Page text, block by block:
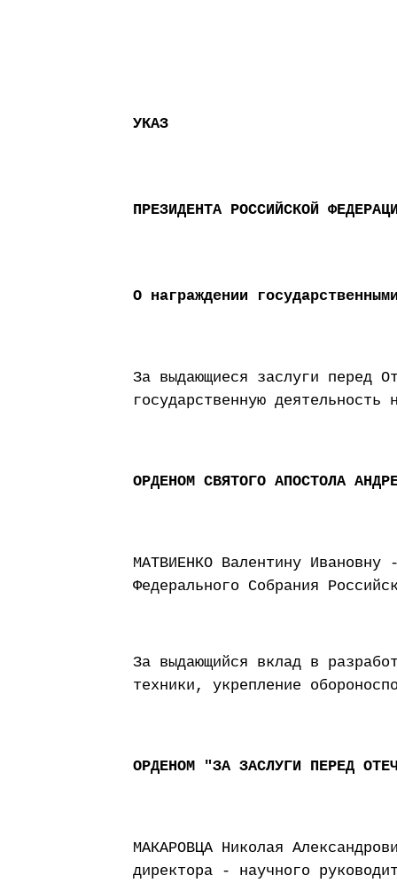
УКАЗ
ПРЕЗИДЕНТА РОССИЙСКОЙ
О награждении
За выдающиеся заслуги перед
государственную деятельность
ОРДЕНОМ СВЯТОГО АПОСТОЛА
МАТВИЕНКО Валентину Ивановну
Федерального Собрания
За выдающийся вклад в
техники, укрепление
ОРДЕНОМ "ЗА ЗАСЛУГИ ПЕРЕД
МАКАРОВЦА Николая
директора - научного